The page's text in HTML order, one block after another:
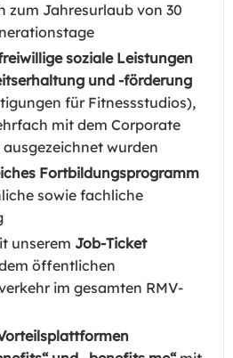
zum Jahresurlaub von 30
soziale Leistungen
und -förderung
für Fitnessstudios),
mit dem Corporate
wurden
Fortbildungsprogramm
sowie fachliche
unserem Job-Ticket
öffentlichen
im gesamten RMV-